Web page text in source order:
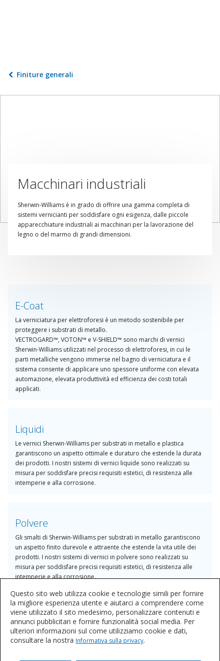
Finiture generali
Macchinari industriali
Sherwin-Williams è in grado di offrire una gamma completa di
sistemi vernicianti per soddisfare ogni esigenza, dalle piccole
apparecchiature industriali ai macchinari per la lavorazione del
legno o del marmo di grandi dimensioni.
E-Coat
La verniciatura per elettroforesi è un metodo sostenibile per
proteggere i substrati di metallo.
VECTROGARD™, VOTON™ e V-SHIELD™ sono marchi di vernici
Sherwin-Williams utilizzati nel processo di elettroforesi, in cui le
parti metalliche vengono immerse nel bagno di verniciatura e il
sistema consente di applicare uno spessore uniforme con elevata
automazione, elevata produttività ed efficienza dei costi totali
applicati.
Liquidi
Le vernici Sherwin-Williams per substrati in metallo e plastica
garantiscono un aspetto ottimale e duraturo che estende la durata
dei prodotti. I nostri sistemi di vernici liquide sono realizzati su
misura per soddisfare precisi requisiti estetici, di resistenza alle
intemperie e alla corrosione.
Polvere
Gli smalti di Sherwin-Williams per substrati in metallo garantiscono
un aspetto finito durevole e attraente che estende la vita utile dei
prodotti. I nostri sistemi di vernici in polvere sono realizzati su
misura per soddisfare precisi requisiti estetici, di resistenza alle
intemperie e alla corrosione.
Contattateci
Questo sito web utilizza cookie e tecnologie simili per fornire
la migliore esperienza utente e aiutarci a comprendere come
viene utilizzato il sito medesimo, personalizzare contenuti e
annunci pubblicitari e fornire funzionalità social media. Per
ulteriori informazioni sul come utilizziamo cookie e dati,
consultare la nostra Informativa sulla privacy.